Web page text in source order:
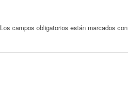
Los campos obligatorios están marcados con